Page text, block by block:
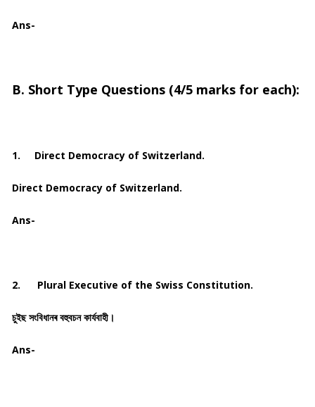
Ans-
B. Short Type Questions (4/5 marks for each):
1. Direct Democracy of Switzerland.
Direct Democracy of Switzerland.
Ans-
2. Plural Executive of the Swiss Constitution.
চুইছ সংবিধানৰ বহুবচন কাৰ্যবাহী।
Ans-